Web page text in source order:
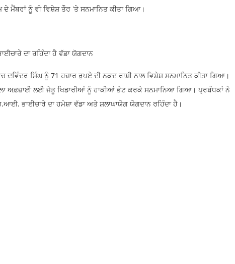
ਮੈਂਬਰਾਂ ਨੂੰ ਵੀ ਵਿਸ਼ੇਸ਼ ਤੌਰ 'ਤੇ ਸਨਮਾਨਿਤ ਕੀਤਾ ਗਿਆ।
ਦਾ ਰਹਿੰਦਾ ਹੈ ਵੱਡਾ ਯੋਗਦਾਨ
ਸਿੰਘ ਨੂੰ 71 ਹਜ਼ਾਰ ਰੁਪਏ ਦੀ ਨਕਦ ਰਾਸ਼ੀ ਨਾਲ ਵਿਸ਼ੇਸ਼ ਸਨਮਾਨਿਤ ਕੀਤਾ ਗਿਆ।
ਅਫ਼ਜ਼ਾਈ ਲਈ ਜੇਤੂ ਖਿਡਾਰੀਆਂ ਨੂੰ ਹਾਕੀਆਂ ਭੇਟ ਕਰਕੇ ਸਨਮਾਨਿਆ ਗਿਆ। ਪ੍ਰਬੰਧਕਾਂ ਨੇ
ਭਾਈਚਾਰੇ ਦਾ ਹਮੇਸ਼ਾ ਵੱਡਾ ਅਤੇ ਸ਼ਲਾਘਾਯੋਗ ਯੋਗਦਾਨ ਰਹਿੰਦਾ ਹੈ।